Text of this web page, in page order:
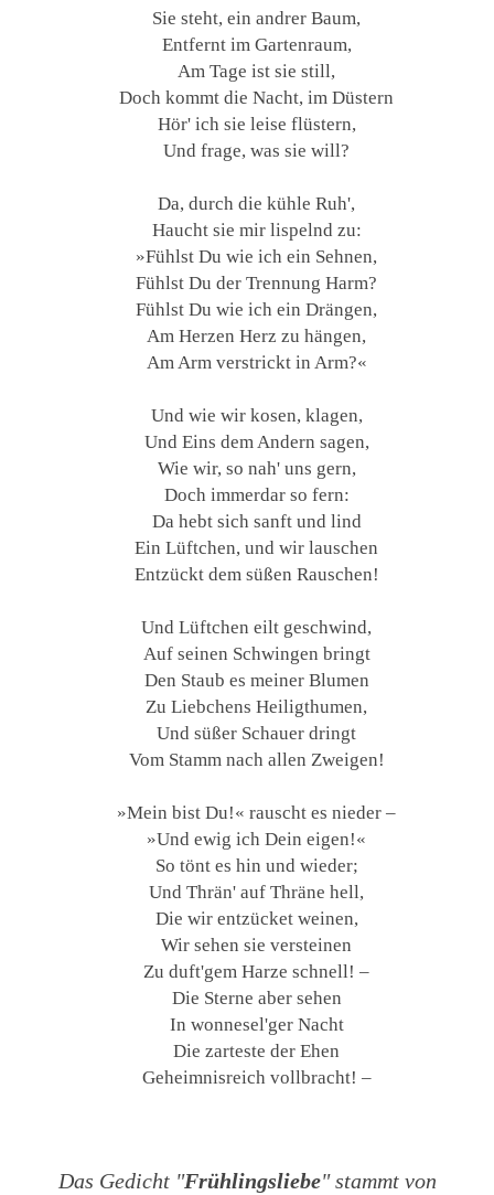
Sie steht, ein andrer Baum,
Entfernt im Gartenraum,
Am Tage ist sie still,
Doch kommt die Nacht, im Düstern
Hör' ich sie leise flüstern,
Und frage, was sie will?
Da, durch die kühle Ruh',
Haucht sie mir lispelnd zu:
»Fühlst Du wie ich ein Sehnen,
Fühlst Du der Trennung Harm?
Fühlst Du wie ich ein Drängen,
Am Herzen Herz zu hängen,
Am Arm verstrickt in Arm?«
Und wie wir kosen, klagen,
Und Eins dem Andern sagen,
Wie wir, so nah' uns gern,
Doch immerdar so fern:
Da hebt sich sanft und lind
Ein Lüftchen, und wir lauschen
Entzückt dem süßen Rauschen!
Und Lüftchen eilt geschwind,
Auf seinen Schwingen bringt
Den Staub es meiner Blumen
Zu Liebchens Heiligthumen,
Und süßer Schauer dringt
Vom Stamm nach allen Zweigen!
»Mein bist Du!« rauscht es nieder –
»Und ewig ich Dein eigen!«
So tönt es hin und wieder;
Und Thrän' auf Thräne hell,
Die wir entzücket weinen,
Wir sehen sie versteinen
Zu duft'gem Harze schnell! –
Die Sterne aber sehen
In wonnesel'ger Nacht
Die zarteste der Ehen
Geheimnisreich vollbracht! –
Das Gedicht "Frühlingsliebe" stammt von